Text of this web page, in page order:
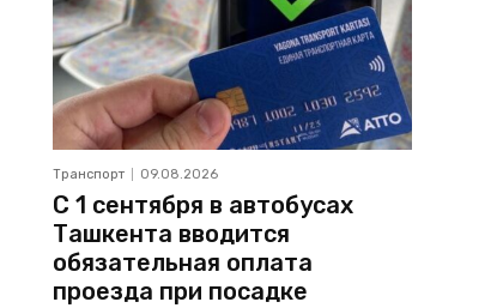
Транспорт 09.08.2026
С 1 сентября в автобусах
Ташкента вводится
обязательная оплата
проезда при посадке